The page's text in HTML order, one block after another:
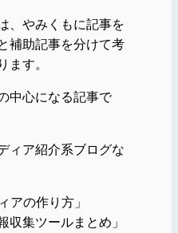
、やみくもに記事を
補助記事を分けて考
ます。
中心になる記事で
ィア紹介系ブログな
アの作り方」
収集ツールまとめ」